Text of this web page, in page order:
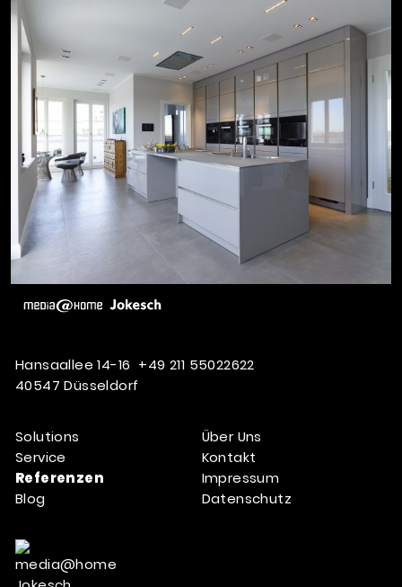
Hansaallee 14-16
40547 Düsseldorf
+49 211 55022622
Solutions
Service
Referenzen
Blog
Über Uns
Kontakt
Impressum
Datenschutz